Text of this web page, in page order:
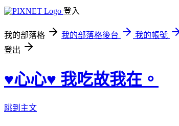
登入
我的部落格 我的部落格後台
我的帳號
登出
♥心心♥ 我吃故我在。
跳到主文